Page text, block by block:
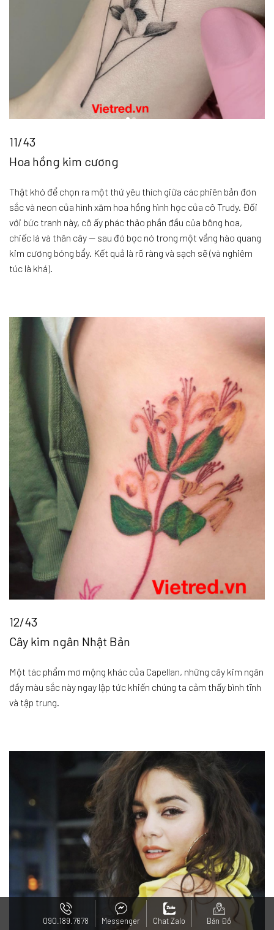
090.189.7678 Messenger Chat Zalo Bản Đồ
11/43
Hoa hồng kim cương
Thật khó để chọn ra một thứ yêu thích giữa các phiên bản đơn
sắc và neon của hình xăm hoa hồng hình học của cô Trudy. Đối
với bức tranh này, cô ấy phác thảo phần đầu của bông hoa,
chiếc lá và thân cây — sau đó bọc nó trong một vầng hào quang
kim cương bóng bẩy. Kết quả là rõ ràng và sạch sẽ (và nghiêm
túc là khá).
12/43
Cây kim ngân Nhật Bản
Một tác phẩm mơ mộng khác của Capellan, những cây kim ngân
đầy màu sắc này ngay lập tức khiến chúng ta cảm thấy bình tĩnh
và tập trung.